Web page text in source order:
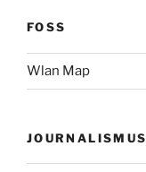
FOSS
Wlan Map
JOURNALISMUS